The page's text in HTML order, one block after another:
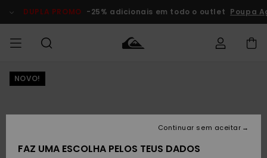
do
DUPLA PROMO -25% adicionais em todo o outlet Poupa
HOMEM
MENINO
MULHER
chegados
Crianças
Artigos
Criança
Devoluções
NOVO!
FAZ UMA ESCOLHA PELOS TEUS DADOS
Continuar sem aceitar